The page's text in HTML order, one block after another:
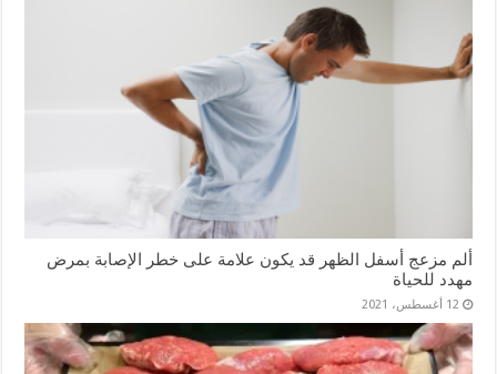
ألم مزعج أسفل الظهر قد يكون علامة على خطر الإصابة بمرض
مهدد للحياة
12 أغسطس، 2021